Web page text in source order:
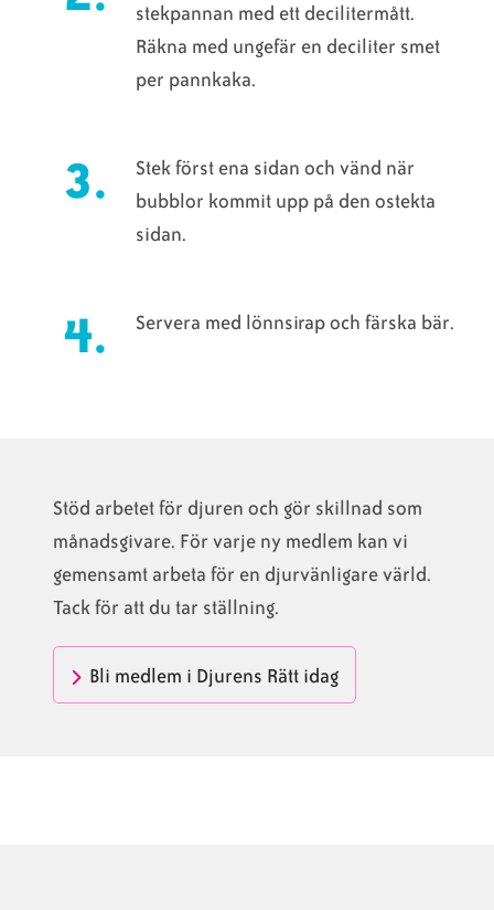
stekpannan med ett decilitermått.
Räkna med ungefär en deciliter smet
per pannkaka.
Stek först ena sidan och vänd när
bubblor kommit upp på den ostekta
sidan.
Servera med lönnsirap och färska bär.
Stöd arbetet för djuren och gör skillnad som
månadsgivare. För varje ny medlem kan vi
gemensamt arbeta för en djurvänligare värld.
Tack för att du tar ställning.
Bli medlem i Djurens Rätt idag